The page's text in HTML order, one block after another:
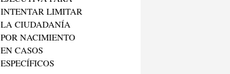
INTENTAR LIMITAR
LA CIUDADANÍA
POR NACIMIENTO
EN CASOS
ESPECÍFICOS